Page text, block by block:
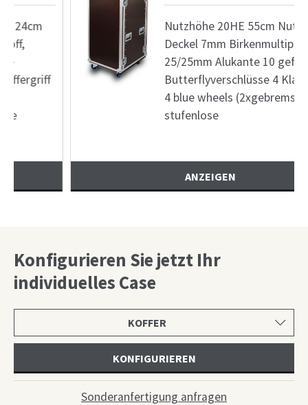
Nutzhöhe 20HE 55cm Nutztiefe 3
Deckel 7mm Birkenmultiplex
25/25mm Alukante 10 gefederte
Butterflyverschlüsse 4 Klappgriffe
4 blue wheels (2xgebremst)
stufenlose
Konfigurieren Sie jetzt Ihr
individuelles Case
wählen
KONFIGURIEREN
Sonderanfertigung anfragen